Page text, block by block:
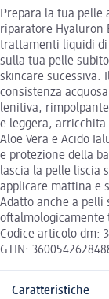
Prepara la tua
riparatore Hyaluron
trattamenti liquidi di
sulla tua pelle
skincare sucessiva.
consistenza
lenitiva,
e leggera, arricchita
Aloe Vera e Acido
e protezione della
lascia la pelle liscia
applicare mattina e
Adatto anche a pelli
oftalmologicamente
Codice articolo dm:
GTIN:
Caratteristiche